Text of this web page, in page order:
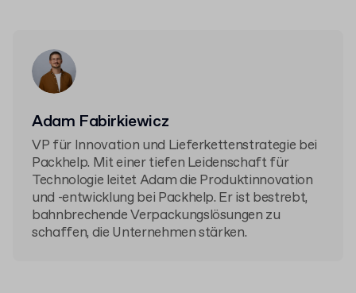
Adam Fabirkiewicz
VP für Innovation und Lieferkettenstrategie bei
Packhelp. Mit einer tiefen Leidenschaft für
Technologie leitet Adam die Produktinnovation
und -entwicklung bei Packhelp. Er ist bestrebt,
bahnbrechende Verpackungslösungen zu
schaffen, die Unternehmen stärken.